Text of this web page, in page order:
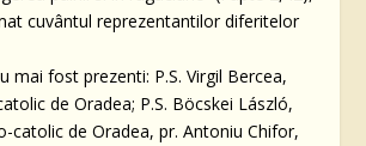
cuvântul reprezentantilor diferitelor
mai fost prezenti: P.S. Virgil Bercea,
de Oradea; P.S. Böcskei László,
catolic de Oradea, pr. Antoniu Chifor,